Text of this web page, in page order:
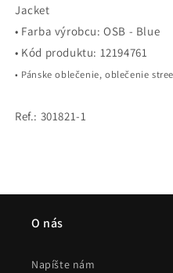
Jacket
• Farba výrobcu: OSB - Blue
• Kód produktu: 12194761
• Pánske oblečenie, oblečenie
Ref.: 301821-1
O nás
Napíšte nám